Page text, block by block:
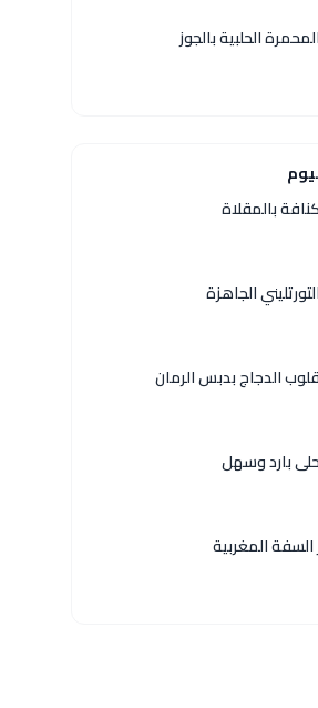
الحلبية بالجوز
بالمقلاة
الجاهزة
الدجاج بدبس الرمان
بارد وسهل
المغربية